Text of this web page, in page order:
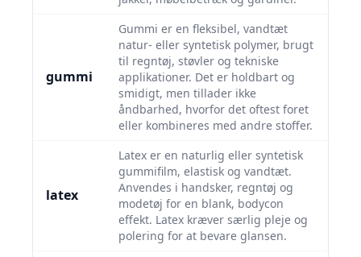
gummi
Gummi er en fleksibel, vandtæt
natur- eller syntetisk polymer, brugt
til regntøj, støvler og tekniske
applikationer. Det er holdbart og
smidigt, men tillader ikke
åndbarhed, hvorfor det oftest foret
eller kombineres med andre stoffer.
latex
Latex er en naturlig eller syntetisk
gummifilm, elastisk og vandtæt.
Anvendes i handsker, regntøj og
modetøj for en blank, bodycon
effekt. Latex kræver særlig pleje og
polering for at bevare glansen.